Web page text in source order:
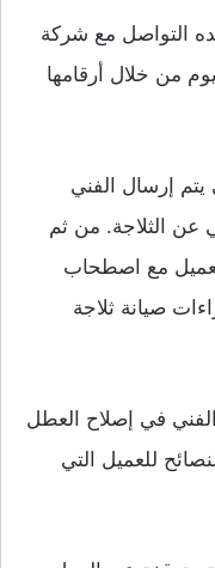
التواصل مع شركة
من خلال أرقامها
إرسال الفني
الثلاجة. من ثم
مع اصطحاب
صيانة ثلاجة
في إصلاح العطل
للعميل التي